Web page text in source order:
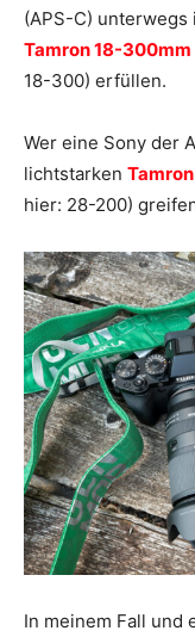
(APS-C) unterwegs
Tamron 18-
18-300) erfüllen.
Wer eine Sony der
lichtstarken
hier: 28-200)
In meinem Fall und